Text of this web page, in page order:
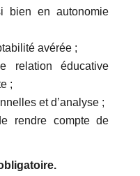
bien en autonomie
avérée ;
relation éducative
;
et d’analyse ;
rendre compte de